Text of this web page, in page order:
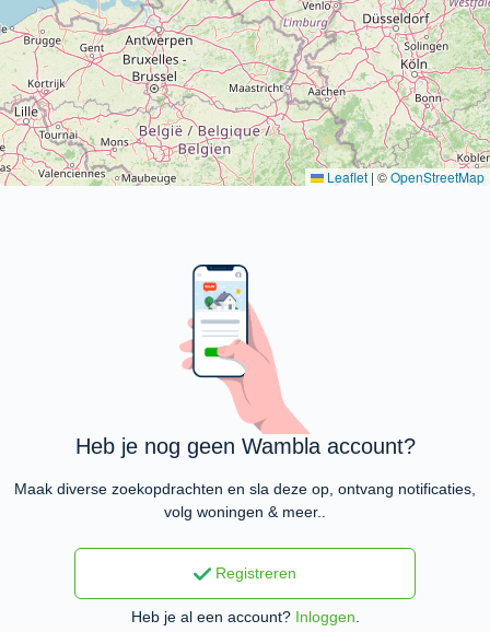
Leaflet | ©OpenStreetMap
Heb je nog geen Wambla account?
Maak diverse zoekopdrachten en sla deze op, ontvang notificaties,
volg woningen & meer..
Registreren
Heb je al een account? Inloggen